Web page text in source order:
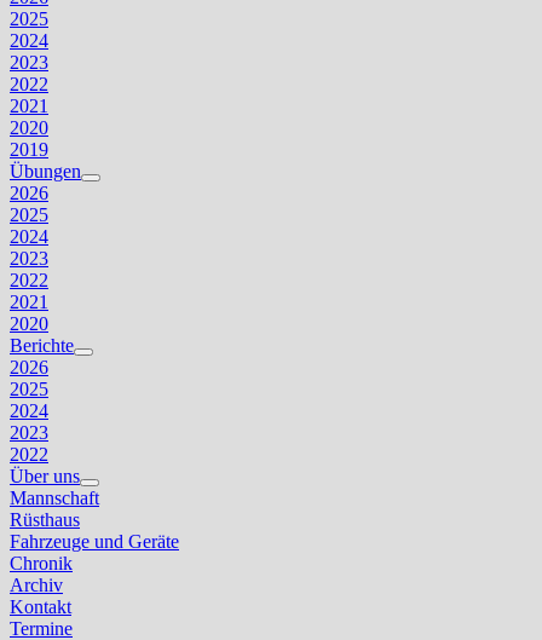
2025
2024
2023
2022
2021
2020
2019
Übungen
Untermenü
2026
2025
2024
2023
2022
2021
2020
Berichte
Untermenü
2026
2025
2024
2023
2022
Über uns
Untermenü
anzeigen
Mannschaft
Rüsthaus
Fahrzeuge und Geräte
Chronik
Archiv
Kontakt
Termine